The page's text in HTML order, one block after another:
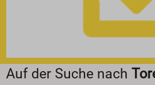
Auf der Suche nach